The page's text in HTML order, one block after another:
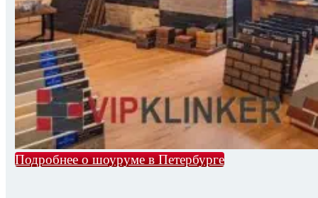
Подробнее о шоуруме в Петербурге